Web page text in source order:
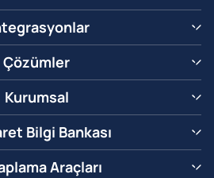
Çözümler
Kurumsal
Bilgi Bankası
Araçları